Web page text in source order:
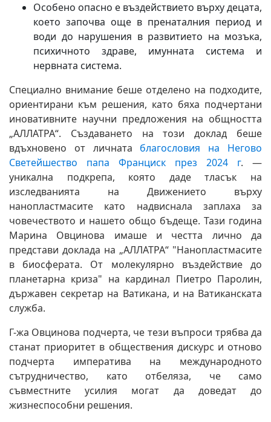
Особено опасно е въздействието върху децата,
което започва още в пренаталния период и
води до нарушения в развитието на мозъка,
психичното здраве, имунната система и
нервната система.
Специално внимание беше отделено на подходите,
ориентирани към решения, като бяха подчертани
иновативните научни предложения на общността
„АЛЛАТРА“. Създаването на този доклад беше
вдъхновено от личната благословия на Негово
Светейшество папа Франциск през 2024 г. —
уникална подкрепа, която даде тласък на
изследванията на Движението върху
нанопластмасите като надвиснала заплаха за
човечеството и нашето общо бъдеще. Тази година
Марина Овцинова имаше и честта лично да
представи доклада на „АЛЛАТРА“ "Нанопластмасите
в биосферата. От молекулярно въздействие до
планетарна криза" на кардинал Пиетро Паролин,
държавен секретар на Ватикана, и на Ватиканската
служба.
Г-жа Овцинова подчерта, че тези въпроси трябва да
станат приоритет в обществения дискурс и отново
подчерта императива на международното
сътрудничество, като отбеляза, че само
съвместните усилия могат да доведат до
жизнеспособни решения.